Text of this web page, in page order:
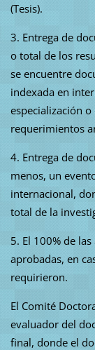
(Tesis).
3. Entrega de
o total de los
se encuentre
indexada en
especialización
requerimientos
4. Entrega de
menos, un
internacional,
total de la
5. El 100% de
aprobadas, en
requirieron.
El Comité
evaluador del
final, donde el